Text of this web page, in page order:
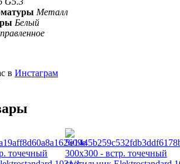
Металл
Белый
в Инстаграм